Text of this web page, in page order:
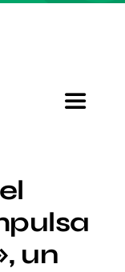
Toggle
un